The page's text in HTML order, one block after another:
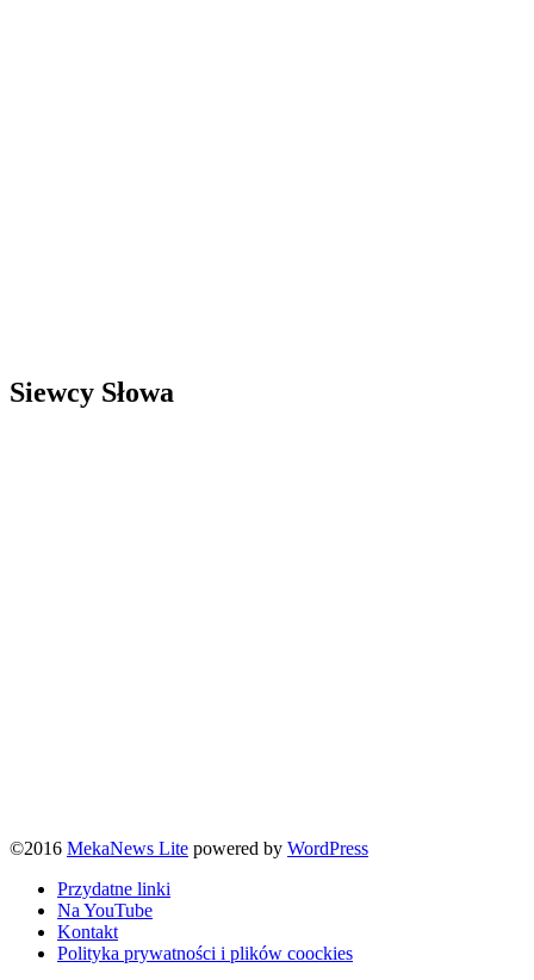
Siewcy Słowa
©2016 MekaNews Lite powered by WordPress
Przydatne linki
Na YouTube
Kontakt
Polityka prywatności i plików coockies